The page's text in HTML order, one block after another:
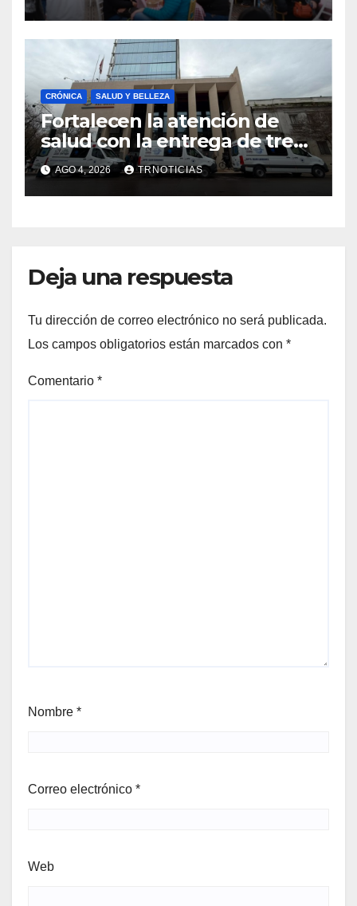
impacto en la hotelería y el
emprendimiento
CRÓNICA SALUD Y BELLEZA
Fortalecen la atención de
salud con la entrega de tres
nuevas ambulancias para
Cauquenes y Sagrada Familia
AGO 4, 2026 TRNOTICIAS
Deja una respuesta
Tu dirección de correo electrónico no será publicada.
Los campos obligatorios están marcados con *
Comentario *
Nombre *
Correo electrónico *
Web